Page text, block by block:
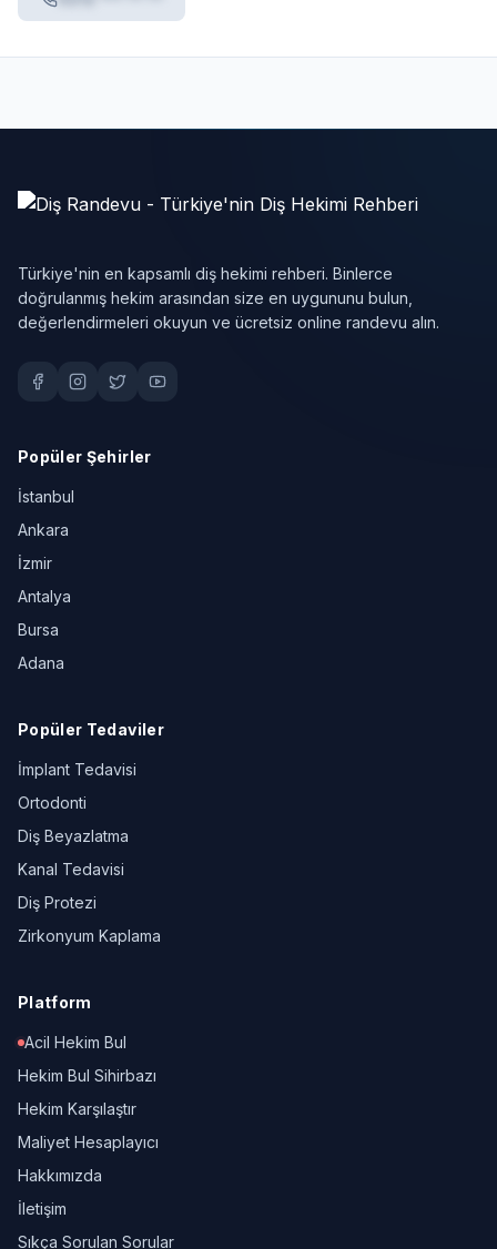
Türkiye'nin en kapsamlı diş hekimi rehberi. Binlerce
doğrulanmış hekim arasından size en uygununu bulun,
değerlendirmeleri okuyun ve ücretsiz online randevu alın.
Popüler Şehirler
İstanbul
Ankara
İzmir
Antalya
Bursa
Adana
Popüler Tedaviler
İmplant Tedavisi
Ortodonti
Diş Beyazlatma
Kanal Tedavisi
Diş Protezi
Zirkonyum Kaplama
Platform
Acil Hekim Bul
Hekim Bul Sihirbazı
Hekim Karşılaştır
Maliyet Hesaplayıcı
Hakkımızda
İletişim
Sıkça Sorulan Sorular